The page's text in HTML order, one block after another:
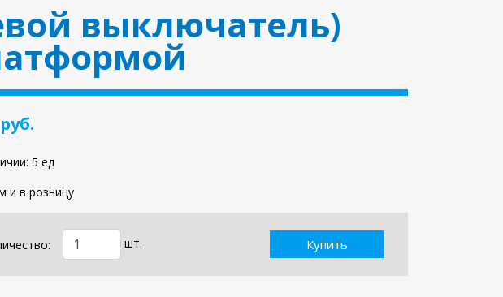
выключатель)
5 ед
и в розницу
шт. Купить